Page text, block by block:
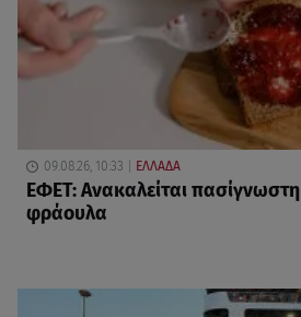
09.08.26, 10:33 ΕΛΛΑΔΑ
ΕΦΕΤ: Ανακαλείται
φράουλα